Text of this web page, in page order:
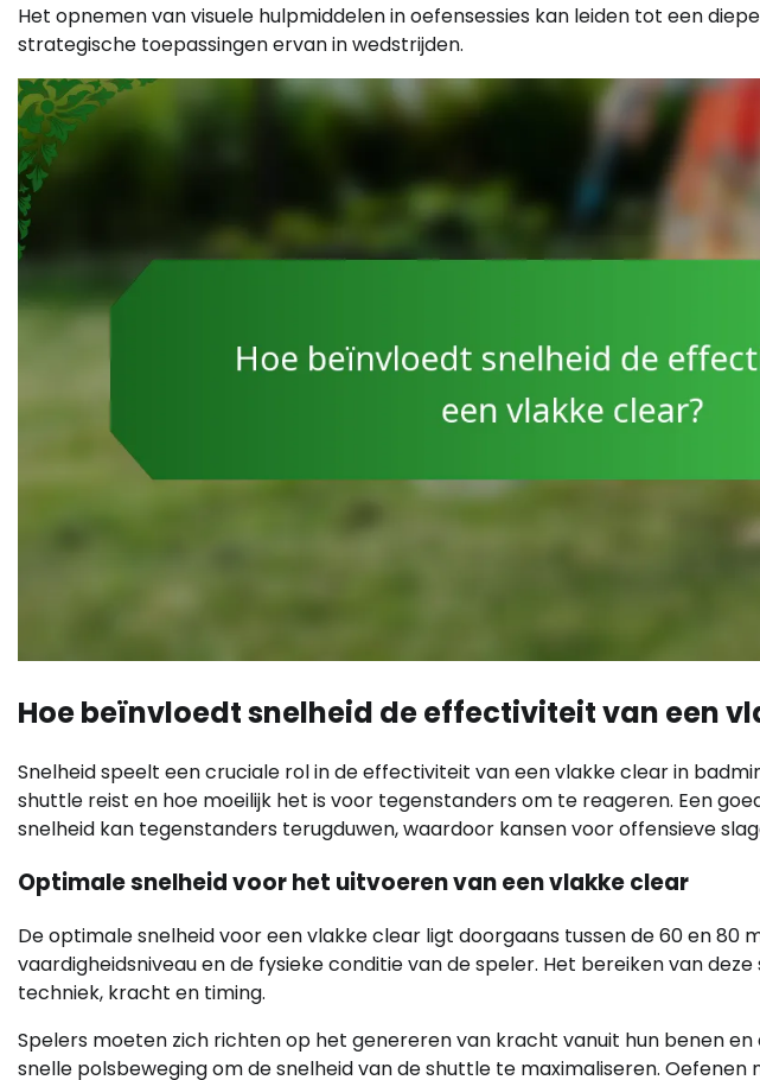
Het opnemen van visuele hulpmiddelen in oefensessies kan leiden tot een
strategische toepassingen ervan in wedstrijden.
Hoe beïnvloedt snelheid de effectiviteit van een
Snelheid speelt een cruciale rol in de effectiviteit van een vlakke clear in
shuttle reist en hoe moeilijk het is voor tegenstanders om te reageren. Een
snelheid kan tegenstanders terugduwen, waardoor kansen voor offensieve
Optimale snelheid voor het uitvoeren van een vlakke clear
De optimale snelheid voor een vlakke clear ligt doorgaans tussen de 60 en 80
vaardigheidsniveau en de fysieke conditie van de speler. Het bereiken van
techniek, kracht en timing.
Spelers moeten zich richten op het genereren van kracht vanuit hun benen
snelle polsbeweging om de snelheid van de shuttle te maximaliseren.